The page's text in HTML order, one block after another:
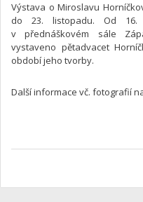
Výstava o Miroslavu
do 23. listopadu. Od
v přednáškovém sále
vystaveno pětadvacet
období jeho tvorby.
Další informace vč. fotografií